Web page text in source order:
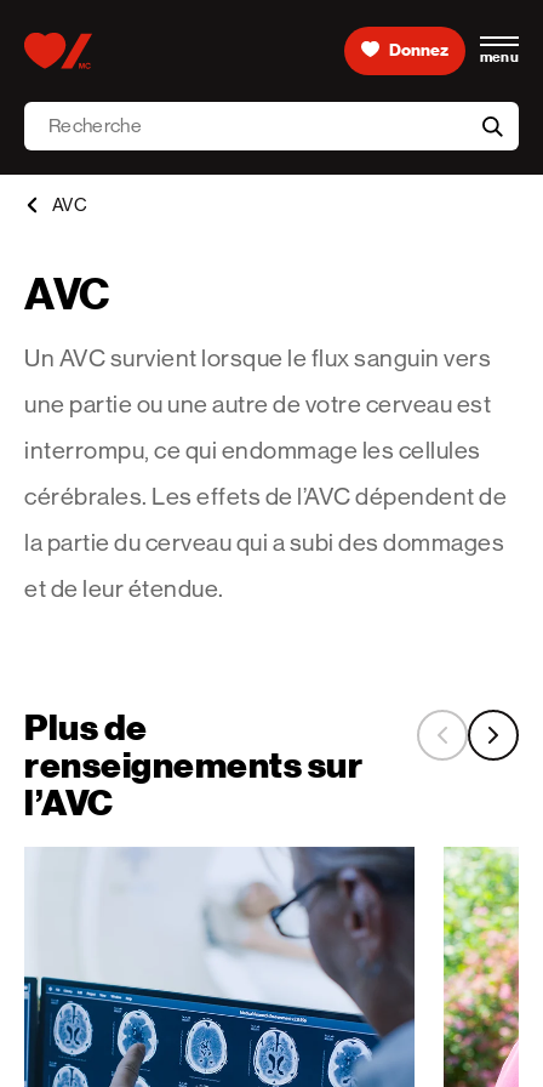
Donnez menu
Recherche
aria-
AVC
AVC
Un AVC survient lorsque le flux sanguin vers
une partie ou une autre de votre cerveau est
interrompu, ce qui endommage les cellules
cérébrales. Les effets de l’AVC dépendent de
la partie du cerveau qui a subi des dommages
et de leur étendue.
Plus de
renseignements sur
l’AVC